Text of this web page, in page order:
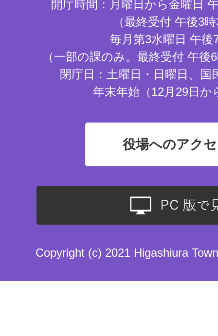
開庁時間：月曜日から金曜日
（最終受付 午後3
毎月第3水曜日 午後
（一部の課のみ。最終受付 午
閉庁日：土曜日・日曜日、国
年末年始（12月29日か
役場へのアク
Copyright (c) 2021 Higashiura